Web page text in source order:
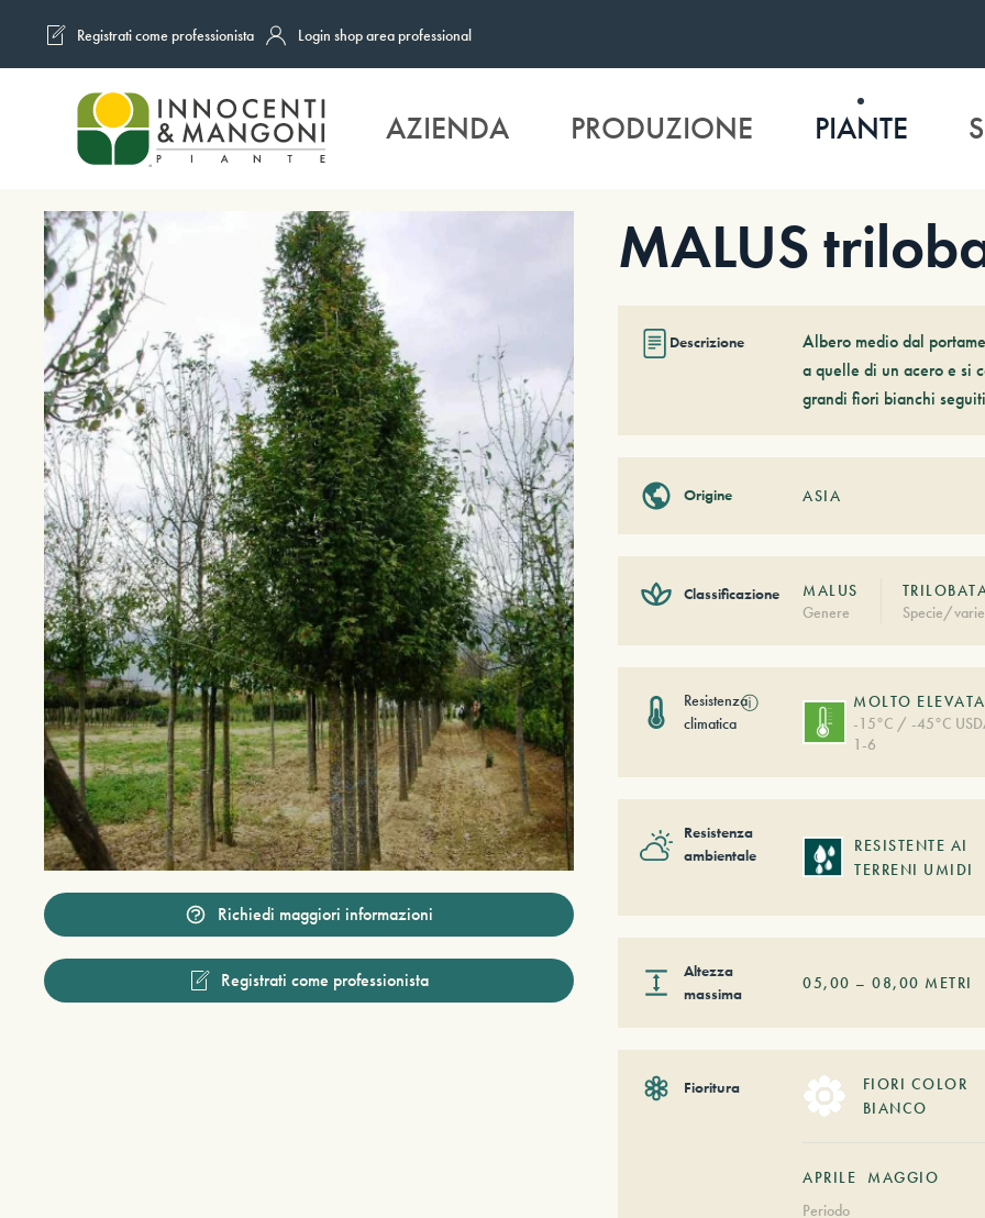
Skip to main content
Registrati come professionista Login shop area professional
AZIENDA PRODUZIONE PIANTE
Richiedi maggiori informazioni
Registrati come professionista
MALUS
Descrizione
Albero medio dal
a quelle di un acero e si
grandi fiori bianchi
Origine ASIA
Classificazione
MALUS
Genere
Specie/
Resistenza
climatica
ⓘ
MOLTO ELEVATA
-15°C / -45°C
1-6
Resistenza
ambientale
RESISTENTE AI
TERRENI UMIDI
Altezza
massima
05,00 –08,00 METRI
Fioritura
FIORI COLOR
BIANCO
APRILE
MAGGIO
Periodo